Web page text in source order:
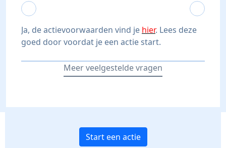
expand_more
expand_less expand_more
expand_less
Ja, de actievoorwaarden vind je hier. Lees deze
goed door voordat je een actie start.
Meer veelgestelde vragen
Start een actie